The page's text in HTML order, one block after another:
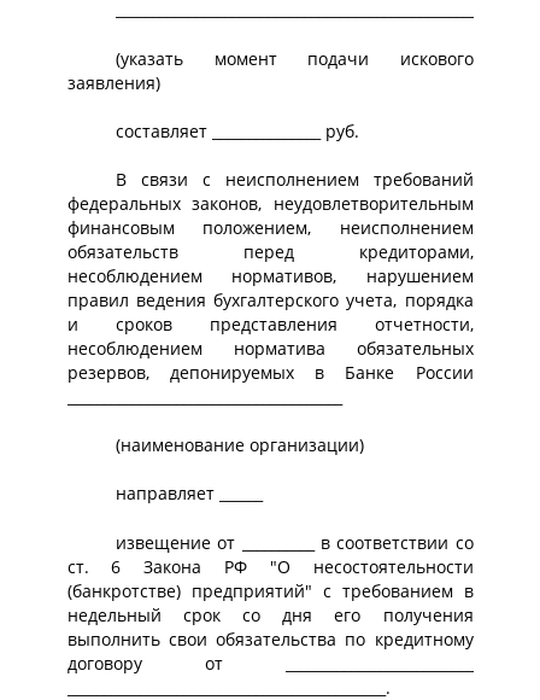
(указать момент подачи искового
заявления)
составляет _______________ руб.
В связи с неисполнением требований
федеральных законов, неудовлетворительным
финансовым положением, неисполнением
обязательств перед кредиторами,
несоблюдением нормативов, нарушением
правил ведения бухгалтерского учета, порядка
и сроков представления отчетности,
несоблюдением норматива обязательных
резервов, депонируемых в Банке России
(наименование организации)
направляет ______
извещение от __________ в соответствии со
ст. 6 Закона РФ "О несостоятельности
(банкротстве) предприятий" с требованием в
недельный срок со дня его получения
выполнить свои обязательства по кредитному
договору от __________________________
____________________________________________.